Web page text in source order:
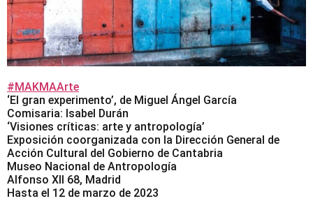
#MAKMAArte
‘El gran experimento’, de Miguel Ángel García
Comisaria: Isabel Durán
‘Visiones críticas: arte y antropología’
Exposición coorganizada con la Dirección General de
Acción Cultural del Gobierno de Cantabria
Museo Nacional de Antropología
Alfonso XII 68, Madrid
Hasta el 12 de marzo de 2023